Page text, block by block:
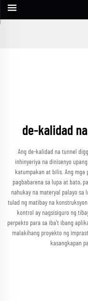
de-kalidad
Ang de-kalidad na tunnel
inhinyeriya na dinisenyo
katumpakan at bilis. Ang
pagbabarena sa lupa at bato,
nahukay na materyal palayo sa
tulad ng matibay na
kontrol ay nagsisiguro ng
perpekto para sa iba't ibang
malakihang proyekto ng
kasangkapan